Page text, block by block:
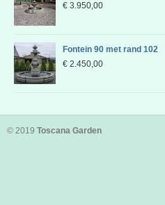
€ 3.950,00
Fontein 90 met rand 102
€ 2.450,00
© 2019 Toscana Garden